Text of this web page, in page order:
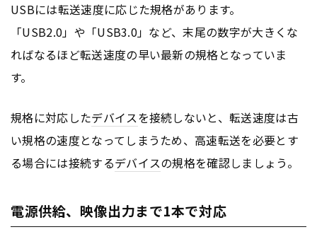
USBには転送速度に応じた規格があります。
「USB2.0」や「USB3.0」など、末尾の数字が大きくな
ればなるほど転送速度の早い最新の規格となっていま
す。
規格に対応したデバイスを接続しないと、転送速度は古
い規格の速度となってしまうため、高速転送を必要とす
る場合には接続するデバイスの規格を確認しましょう。
電源供給、映像出力まで1本で対応